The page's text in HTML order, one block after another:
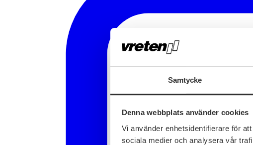
Samtycke
Denna webbplats använder cookies
Vi använder enhetsidentifierare för
sociala medier och analysera vår